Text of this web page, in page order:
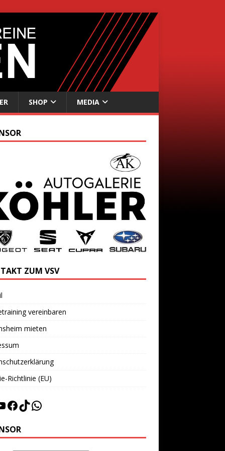
SHOP MEDIA
ZUM VSV
vereinbaren
mieten
Richtlinie (EU)